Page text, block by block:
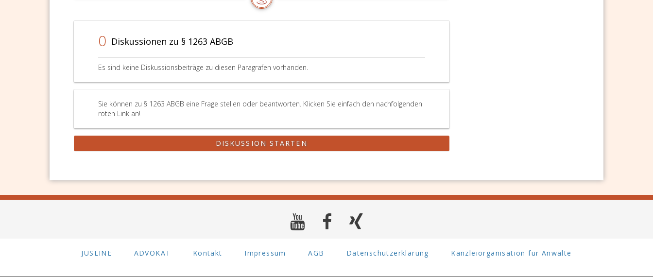
0 Diskussionen zu § 1263 ABGB
Es sind keine Diskussionsbeiträge zu diesen Paragrafen vorhanden.
Sie können zu § 1263 ABGB eine Frage stellen oder beantworten. Klicken Sie einfach den nachfolgenden
roten Link an!
DISKUSSION STARTEN
JUSLINE ADVOKAT Kontakt Impressum AGB Datenschutzerklärung Kanzleiorganisation für Anwälte